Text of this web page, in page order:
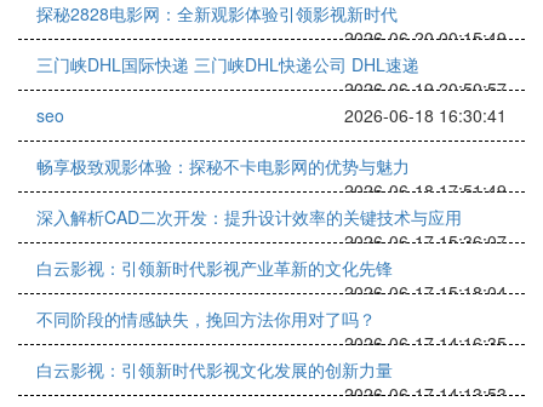
探秘2828电影网：全新观影体验引领影视新时代
2026-06-20 00:15:49
三门峡DHL国际快递 三门峡DHL快递公司 DHL速递
2026-06-19 20:50:57
seo
2026-06-18 16:30:41
畅享极致观影体验：探秘不卡电影网的优势与魅力
2026-06-18 17:51:49
深入解析CAD二次开发：提升设计效率的关键技术与应用
2026-06-17 15:36:07
白云影视：引领新时代影视产业革新的文化先锋
2026-06-17 15:18:04
不同阶段的情感缺失，挽回方法你用对了吗？
2026-06-17 14:16:35
白云影视：引领新时代影视文化发展的创新力量
2026-06-17 14:13:53